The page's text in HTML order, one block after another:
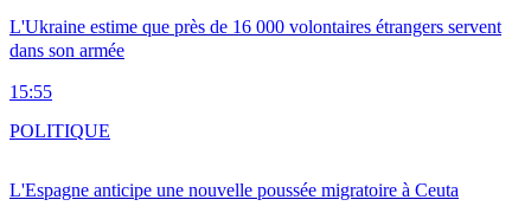
L'Ukraine estime que près de 16 000 volontaires étrangers servent
dans son armée
15:55
L'Espagne anticipe une nouvelle poussée migratoire à Ceuta
POLITIQUE